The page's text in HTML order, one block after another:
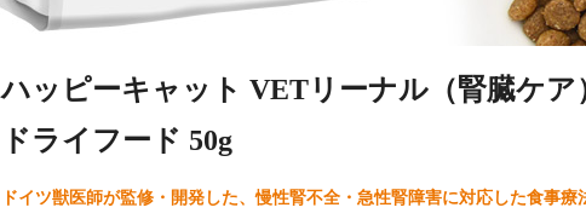
ハッピーキャット VETリーナル（腎臓ケア
ドライフード 50g
ドイツ獣医師が監修・開発した、慢性腎不全・急性腎障害に対応した食事療